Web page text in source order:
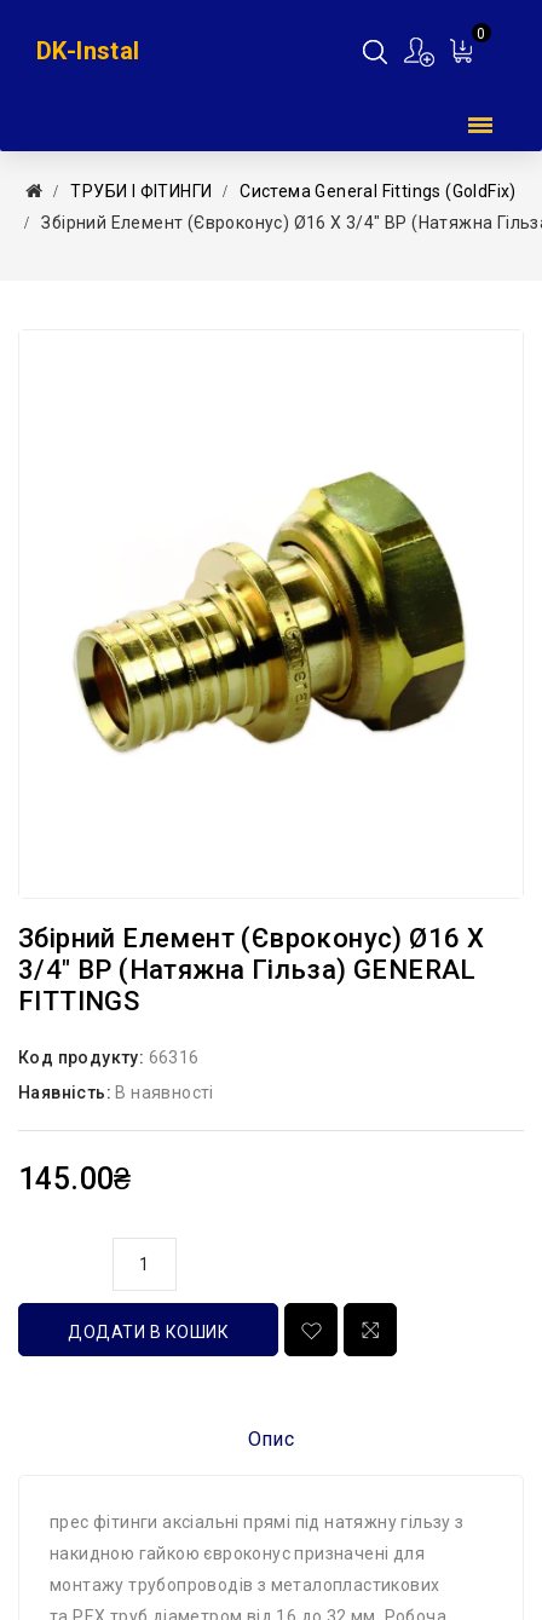
0
DK-Instal
ТРУБИ І ФІТИНГИ
Система General Fittings (GoldFix)
Збірний Елемент (євроконус) Ø16 X 3/4″ ВР (натяжна
Збірний Елемент (євроконус) Ø16 X
3/4″ ВР (натяжна Гільза) GENERAL
FITTINGS
Код продукту: 66316
Наявність: В наявності
145.00₴
ДОДАТИ В КОШИК
Опис
прес фітинги аксіальні прямі під натяжну гільзу з
накидною гайкою євроконус призначені для
монтажу трубопроводів з металопластикових